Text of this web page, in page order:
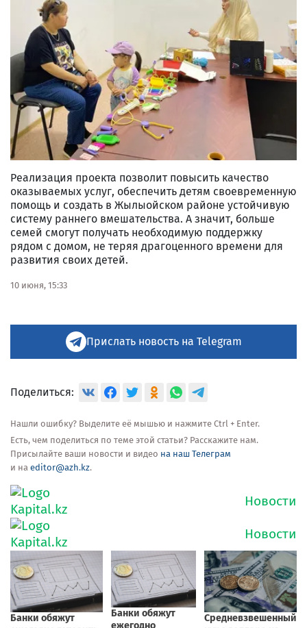
Реализация проекта позволит повысить качество
оказываемых услуг, обеспечить детям своевременную
помощь и создать в Жылыойском районе устойчивую
систему раннего вмешательства. А значит, больше
семей смогут получать необходимую поддержку
рядом с домом, не теряя драгоценного времени для
развития своих детей.
10 июня, 15:33
Прислать новость на Telegram
Поделиться:
Нашли ошибку? Выделите её мышью и нажмите Ctrl + Enter.
Есть, чем поделиться по теме этой статьи? Расскажите нам.
Присылайте ваши новости и видео на наш Телеграм
и на editor@azh.kz.